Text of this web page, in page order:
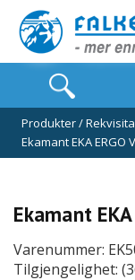
Produkter/Rekvisita
Ekamant EKA ERGO
Ekamant
Varenummer:
Tilgjengelighet: